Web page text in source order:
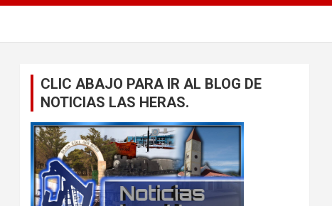
CLIC ABAJO PARA IR AL BLOG DE
NOTICIAS LAS HERAS.